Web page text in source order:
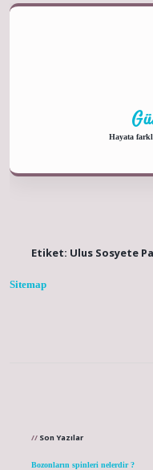
Hayata
Etiket: Ulus Sosyete
Sitemap
Son Yazılar
Bozonların spinleri nelerdir ?